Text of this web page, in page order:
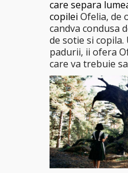
care separa
copilei Ofelia, de
candva condusa
de sotie si copila.
padurii, ii ofera
care va trebuie